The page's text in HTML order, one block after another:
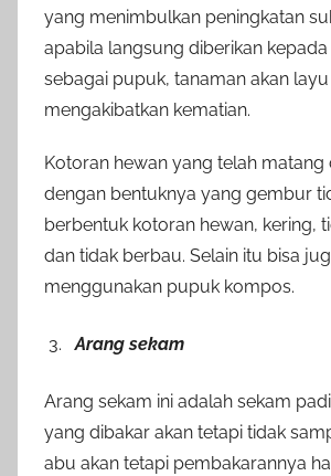
yang menimbulkan peningkatan
apabila langsung diberikan
sebagai pupuk, tanaman akan
mengakibatkan kematian.
Kotoran hewan yang telah matang
dengan bentuknya yang gembur
berbentuk kotoran hewan, kering,
dan tidak berbau. Selain itu bisa
menggunakan pupuk kompos.
Arang sekam
Arang sekam ini adalah sekam
yang dibakar akan tetapi tidak
abu akan tetapi pembakarannya